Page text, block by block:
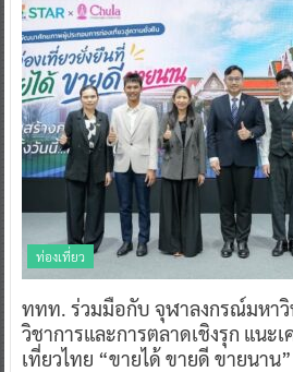
ท่องเที่ยว
ททท. ร่วมมือกับ จุฬาลงกรณ์มหา
วิชาการและการตลาดเชิงรุก แนะ
เที่ยวไทย “ขายได้ ขายดี ขายนาน”